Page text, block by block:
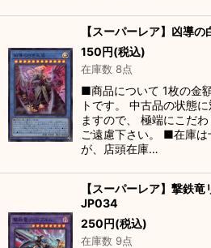
【スーパーレア】凶導
150円(税込)
在庫数 8点
■商品について 1枚の金
トです。 中古品の状態
ますので、 極端にこだ
ご遠慮下さい。 ■在庫は
が、店頭在庫…
【スーパーレア】撃鉄
JP034
250円(税込)
在庫数 9点